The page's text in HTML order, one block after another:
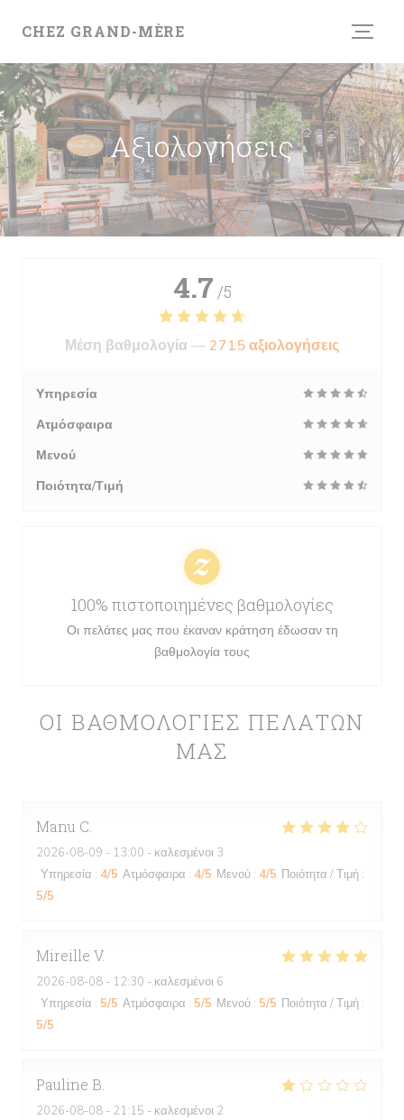
CHEZ GRAND-MÈRE
Αξιολογήσεις
ΟΙ ΒΑΘΜΟΛΟΓΊΕΣ ΠΕΛΑΤΏΝ
ΜΑΣ
Manu C
2026-08-09 - 13:00 - καλεσμένοι 3
Υπηρεσία : 4/5 Ατμόσφαιρα : 4/5 Μενού : 4/5 Ποιότητα / Τιμή :
5/5
Mireille V
2026-08-08 - 12:30 - καλεσμένοι 6
Υπηρεσία : 5/5 Ατμόσφαιρα : 5/5 Μενού : 5/5 Ποιότητα / Τιμή :
5/5
Pauline B
2026-08-08 - 21:15 - καλεσμένοι 2
4.7 /5
Μέση βαθμολογία —2715 αξιολογήσεις
Υπηρεσία
Ατμόσφαιρα
Μενού
Ποιότητα/Τιμή
100% πιστοποιημένες βαθμολογίες
Οι πελάτες μας που έκαναν κράτηση έδωσαν τη
βαθμολογία τους